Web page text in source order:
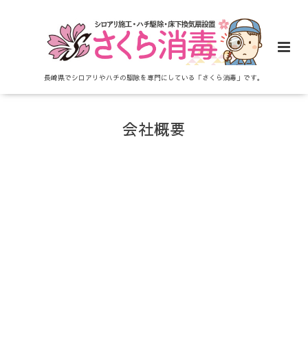
長崎県でシロアリやハチの駆除を専門にしている「さくら消毒」です。
会社概要